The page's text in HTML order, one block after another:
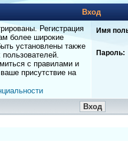
Вход
Регистрация
более широкие
установлены также
с правилами и
присутствие на
Имя
Пароль: